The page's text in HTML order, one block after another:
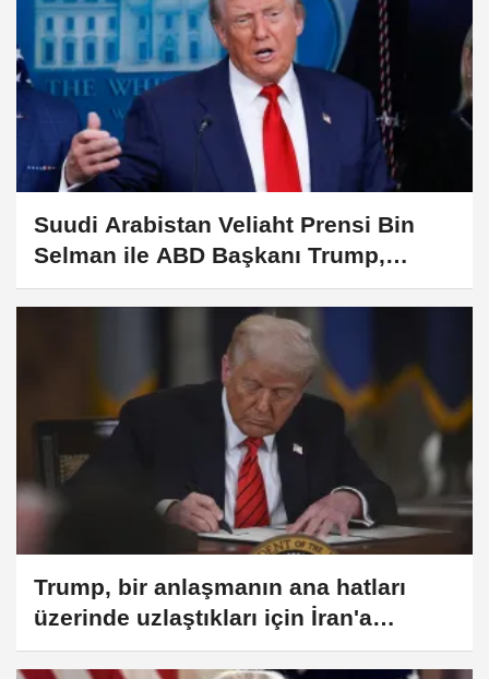
Suudi Arabistan Veliaht Prensi Bin
Selman ile ABD Başkanı Trump,
bölgedeki gerilimi görüştü
Trump, bir anlaşmanın ana hatları
üzerinde uzlaştıkları için İran'a
saldırıları durdurduğunu açıkladı